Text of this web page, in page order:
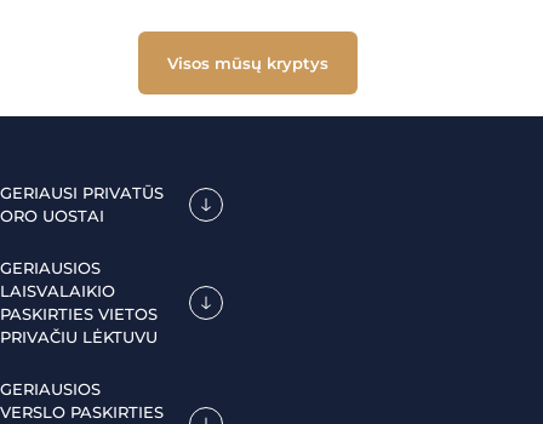
Visos mūsų kryptys
GERIAUSI PRIVATŪS
ORO UOSTAI
GERIAUSIOS
LAISVALAIKIO
PASKIRTIES VIETOS
PRIVAČIU LĖKTUVU
GERIAUSIOS
VERSLO PASKIRTIES